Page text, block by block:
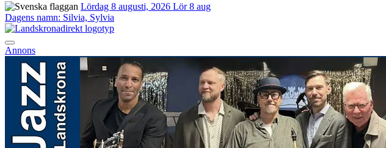
Lördag 8 augusti, 2026 Lör 8 aug
Dagens namn: Silvia, Sylvia
Annons